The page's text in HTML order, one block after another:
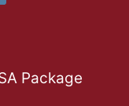
Package